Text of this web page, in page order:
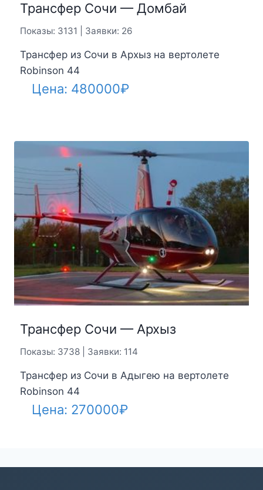
Трансфер Сочи — Домбай
Показы: 3131 | Заявки: 26
Трансфер из Сочи в Архыз на вертолете
Robinson 44
Цена: 480000₽
Трансфер Сочи — Архыз
Показы: 3738 | Заявки: 114
Трансфер из Сочи в Адыгею на вертолете
Robinson 44
Цена: 270000₽